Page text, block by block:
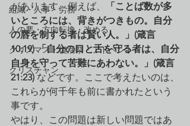
組織・人事・労務
人の悪・方向転換・改める
クリスマス・復活祭・アドベント
クリスチャン
があります。例えば、
「ことば数が多
いところには、背きがつきもの。自分
の唇を制する者は賢い人。」(箴言
10:19) 「自分の口と舌を守る者は、自分
自身を守って苦難にあわない。」(箴言
21:23) などです。ここで考えたいのは、
これらが何千年も前に書かれたという
事です。
やはり、この問題は新しい問題ではあ